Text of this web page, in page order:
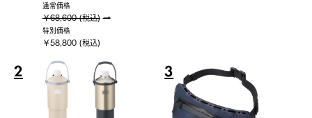
通常価格
￥68,600 (税込)
特別価格
￥58,800 (税込)
2 3